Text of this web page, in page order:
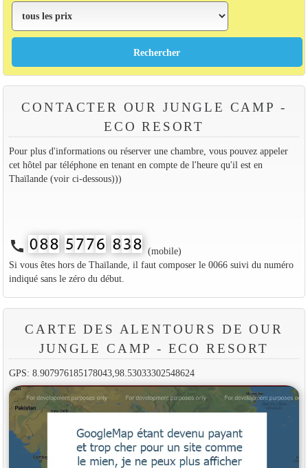
CONTACTER OUR JUNGLE CAMP -
ECO RESORT
Pour plus d'informations ou réserver une chambre, vous pouvez appeler
cet hôtel par téléphone en tenant en compte de l'heure qu'il est en
Thaïlande (voir ci-dessous)))
call
(mobile)
Si vous êtes hors de Thaïlande, il faut composer le 0066 suivi du numéro
indiqué sans le zéro du début.
CARTE DES ALENTOURS DE OUR
JUNGLE CAMP - ECO RESORT
GPS: 8.907976185178043,98.53033302548624